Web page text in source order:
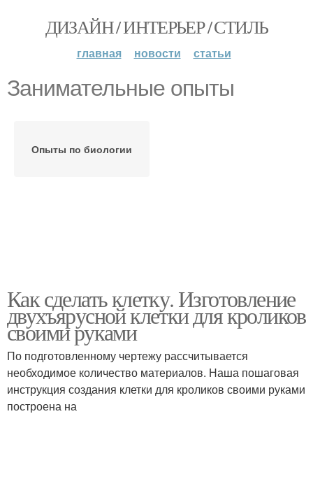
ДИЗАЙН / ИНТЕРЬЕР / СТИЛЬ
главная новости статьи
Занимательные опыты
Опыты по биологии
Как сделать клетку. Изготовление
двухъярусной клетки для кроликов
своими руками
По подготовленному чертежу рассчитывается
необходимое количество материалов. Наша пошаговая
инструкция создания клетки для кроликов своими руками
построена на